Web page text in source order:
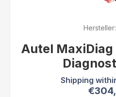
Hersteller:
Autel MaxiDiag